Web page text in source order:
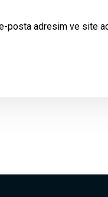
posta adresim ve site